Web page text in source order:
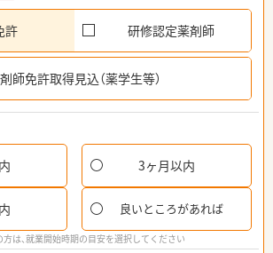
許 研修認定薬剤師
師免許取得見込（薬学生等）
3ヶ月以内
良いところがあれば
は、就業開始時期の目安を選択してください